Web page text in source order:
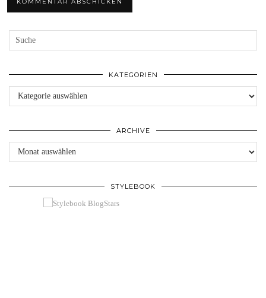
KATEGORIEN
Kategorien
ARCHIVE
Archive
STYLEBOOK